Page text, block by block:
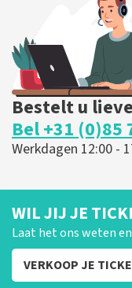
BESTEL NU
Bestelt u
Bel +31 (0)85
Werkdagen 12:00 -
WIL JIJ JE
Laat het ons weten
VERKOOP JE